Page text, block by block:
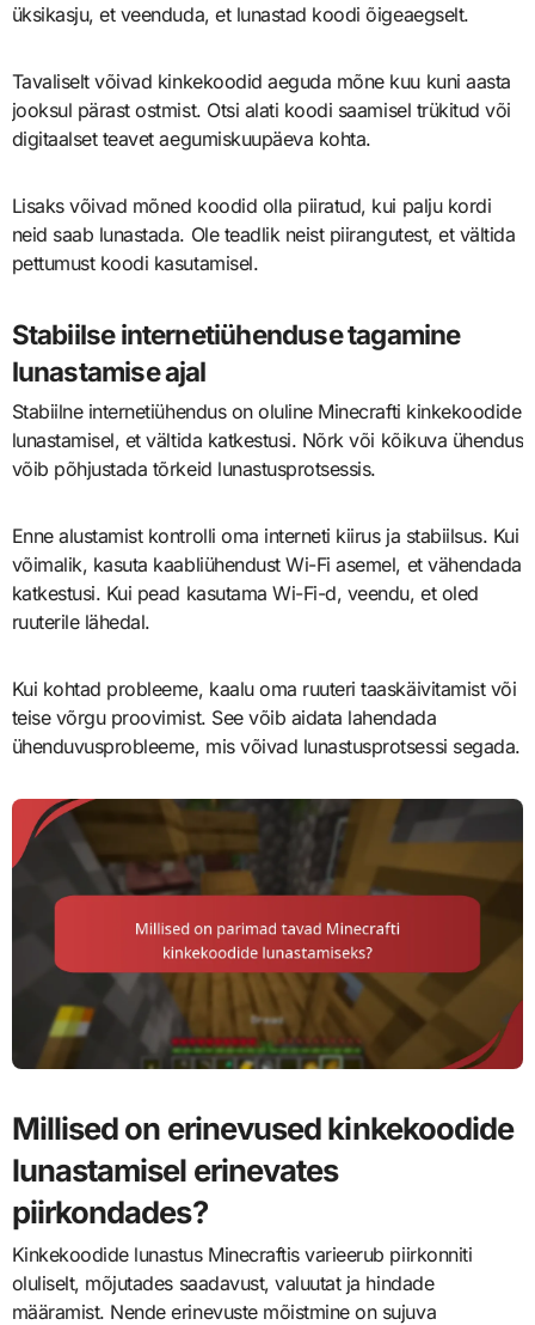
üksikasju, et veenduda, et lunastad koodi õigeaegselt.
Tavaliselt võivad kinkekoodid aeguda mõne kuu kuni aasta
jooksul pärast ostmist. Otsi alati koodi saamisel trükitud või
digitaalset teavet aegumiskuupäeva kohta.
Lisaks võivad mõned koodid olla piiratud, kui palju kordi
neid saab lunastada. Ole teadlik neist piirangutest, et vältida
pettumust koodi kasutamisel.
Stabiilse internetiühenduse tagamine
lunastamise ajal
Stabiilne internetiühendus on oluline Minecrafti kinkekoodide
lunastamisel, et vältida katkestusi. Nõrk või kõikuva ühendus
võib põhjustada tõrkeid lunastusprotsessis.
Enne alustamist kontrolli oma interneti kiirus ja stabiilsus. Kui
võimalik, kasuta kaabliühendust Wi-Fi asemel, et vähendada
katkestusi. Kui pead kasutama Wi-Fi-d, veendu, et oled
ruuterile lähedal.
Kui kohtad probleeme, kaalu oma ruuteri taaskäivitamist või
teise võrgu proovimist. See võib aidata lahendada
ühenduvusprobleeme, mis võivad lunastusprotsessi segada.
Millised on erinevused kinkekoodide
lunastamisel erinevates
piirkondades?
Kinkekoodide lunastus Minecraftis varieerub piirkonniti
oluliselt, mõjutades saadavust, valuutat ja hindade
määramist. Nende erinevuste mõistmine on sujuva